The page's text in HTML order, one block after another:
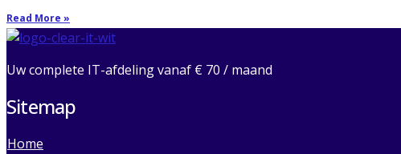
Read More »
Uw complete IT-afdeling vanaf € 70 / maand
Sitemap
Home